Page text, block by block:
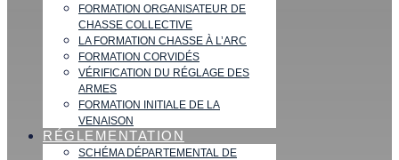
FORMATION ORGANISATEUR DE
CHASSE COLLECTIVE
LA FORMATION CHASSE À L’ARC
FORMATION CORVIDÉS
VÉRIFICATION DU RÉGLAGE DES
ARMES
FORMATION INITIALE DE LA
VENAISON
RÉGLEMENTATION
SCHÉMA DÉPARTEMENTAL DE